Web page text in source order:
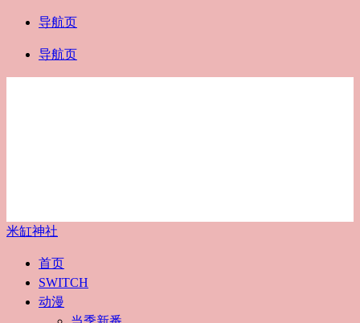
导航页
导航页
米缸神社
首页
SWITCH
动漫